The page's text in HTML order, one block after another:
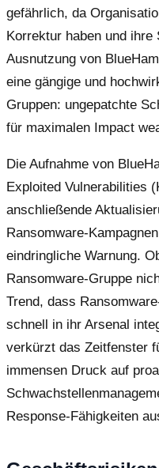
gefährlich, da
Korrektur haben und
Ausnutzung von
eine gängige und
Gruppen: ungepatchte
für maximalen Impact
Die Aufnahme von
Exploited Vulnerabilities
anschließende
Ransomware-
eindringliche Warnung.
Ransomware-Gruppe
Trend, dass
schnell in ihr Arsenal
verkürzt das Zeitfenster
immensen Druck auf
Response-Fähigkeiten